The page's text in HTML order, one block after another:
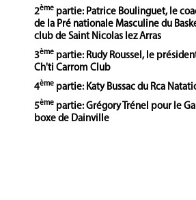
2ème partie: Patrice Boulinguet, le
de la Pré nationale Masculine du
club de Saint Nicolas lez Arras
3ème partie: Rudy Roussel, le
Ch'ti Carrom Club
4ème partie: Katy Bussac du Rca
5ème partie: Grégory Trénel pour le
boxe de Dainville